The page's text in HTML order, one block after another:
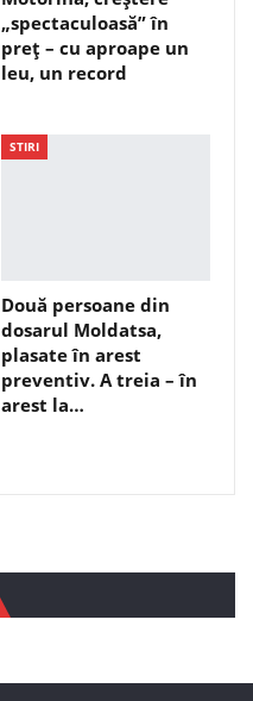
„spectaculoasă” în
preț – cu aproape un
leu, un record
STIRI
Două persoane din
dosarul Moldatsa,
plasate în arest
preventiv. A treia – în
arest la…